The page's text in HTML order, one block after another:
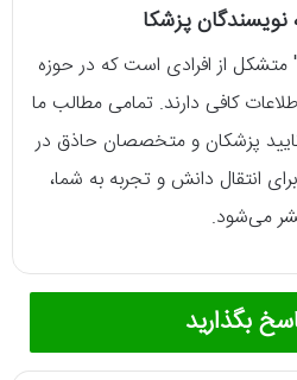
نویسندگان پزشکا
متشکل از افرادی است که در حوزه
کافی دارند. تمامی مطالب ما
پزشکان و متخصصان حاذق در
انتقال دانش و تجربه به شما،
می‌شود.
بگذارید